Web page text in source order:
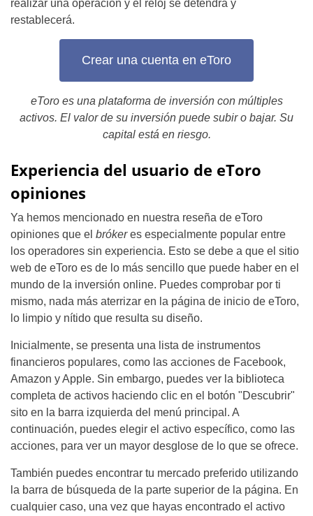
realizar una operación y el reloj se detendrá y
restablecerá.
Crear una cuenta en eToro
eToro es una plataforma de inversión con múltiples
activos. El valor de su inversión puede subir o bajar. Su
capital está en riesgo.
Experiencia del usuario de eToro
opiniones
Ya hemos mencionado en nuestra reseña de eToro
opiniones que el brókeres especialmente popular entre
los operadores sin experiencia. Esto se debe a que el sitio
web de eToro es de lo más sencillo que puede haber en el
mundo de la inversión online. Puedes comprobar por ti
mismo, nada más aterrizar en la página de inicio de eToro,
lo limpio y nítido que resulta su diseño.
Inicialmente, se presenta una lista de instrumentos
financieros populares, como las acciones de Facebook,
Amazon y Apple. Sin embargo, puedes ver la biblioteca
completa de activos haciendo clic en el botón "Descubrir"
sito en la barra izquierda del menú principal. A
continuación, puedes elegir el activo específico, como las
acciones, para ver un mayor desglose de lo que se ofrece.
También puedes encontrar tu mercado preferido utilizando
la barra de búsqueda de la parte superior de la página. En
cualquier caso, una vez que hayas encontrado el activo